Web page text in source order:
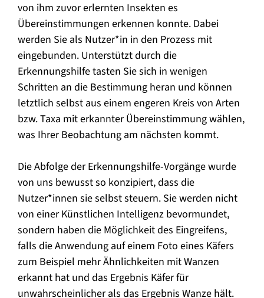
von ihm zuvor erlernten Insekten es
Übereinstimmungen erkennen konnte. Dabei
werden Sie als Nutzer*in in den Prozess mit
eingebunden. Unterstützt durch die
Erkennungshilfe tasten Sie sich in wenigen
Schritten an die Bestimmung heran und können
letztlich selbst aus einem engeren Kreis von Arten
bzw. Taxa mit erkannter Übereinstimmung wählen,
was Ihrer Beobachtung am nächsten kommt.
Die Abfolge der Erkennungshilfe-Vorgänge wurde
von uns bewusst so konzipiert, dass die
Nutzer*innen sie selbst steuern. Sie werden nicht
von einer Künstlichen Intelligenz bevormundet,
sondern haben die Möglichkeit des Eingreifens,
falls die Anwendung auf einem Foto eines Käfers
zum Beispiel mehr Ähnlichkeiten mit Wanzen
erkannt hat und das Ergebnis Käfer für
unwahrscheinlicher als das Ergebnis Wanze hält.